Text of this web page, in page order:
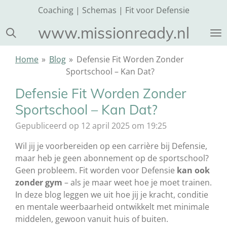
naar
de
hoofdinhoud
www.missionready.nl
Coaching | Schemas | Fit voor Defensie
Home » Blog » Defensie Fit Worden Zonder
Sportschool – Kan Dat?
Defensie Fit Worden Zonder
Sportschool – Kan Dat?
Gepubliceerd op 12 april 2025 om 19:25
Wil jij je voorbereiden op een carrière bij Defensie,
maar heb je geen abonnement op de sportschool?
Geen probleem. Fit worden voor Defensie kan ook
zonder gym – als je maar weet hoe je moet trainen.
In deze blog leggen we uit hoe jij je kracht, conditie
en mentale weerbaarheid ontwikkelt met minimale
middelen, gewoon vanuit huis of buiten.